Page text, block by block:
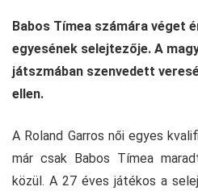
Babos Tímea számára véget
egyesének selejtezője. A
játszmában szenvedett
ellen.
A Roland Garros női egyes
már csak Babos Tímea
közül. A 27 éves játékos a